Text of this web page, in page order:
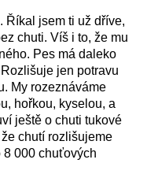
Říkal jsem ti už dříve,
chuti. Víš i to, že mu
Pes má daleko
jen potravu
My rozeznáváme
hořkou, kyselou, a
ještě o chuti tukové
chutí rozlišujeme
8 000 chuťových